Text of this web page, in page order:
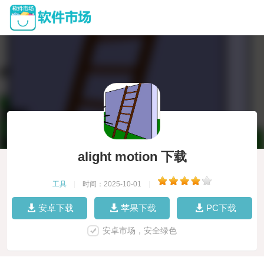
alight motion 下载
工具 时间：2025-10-01
安卓下载 苹果下载 PC下载
安卓市场，安全绿色